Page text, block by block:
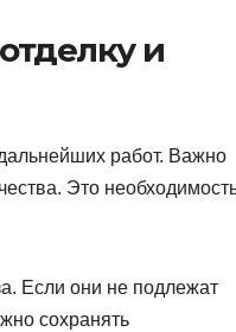
и
работ. Важно
Это
Если они не подлежат
сохранять